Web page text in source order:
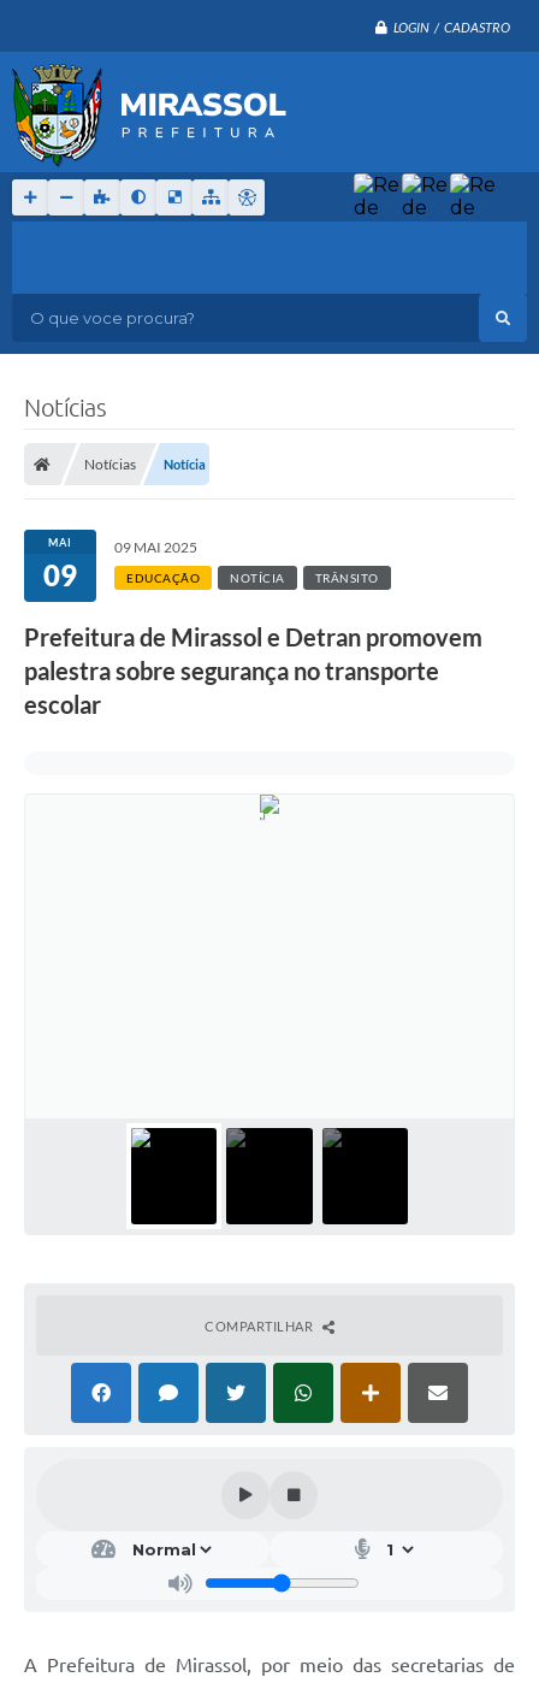
LOGIN / CADASTRO
O que voce procura?
Notícias
Notícias Notícia
MAI
09
09 MAI 2025
EDUCAÇÃO NOTÍCIA TRÂNSITO
Prefeitura de Mirassol e Detran promovem
palestra sobre segurança no transporte
escolar
COMPARTILHAR
A Prefeitura de Mirassol, por meio das secretarias de